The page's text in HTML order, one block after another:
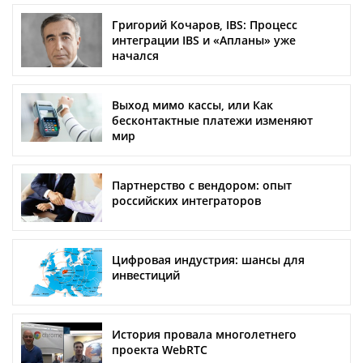
Григорий Кочаров, IBS: Процесс
интеграции IBS и «Апланы» уже
начался
Выход мимо кассы, или Как
бесконтактные платежи изменяют
мир
Партнерство с вендором: опыт
российских интеграторов
Цифровая индустрия: шансы для
инвестиций
История провала многолетнего
проекта WebRTC